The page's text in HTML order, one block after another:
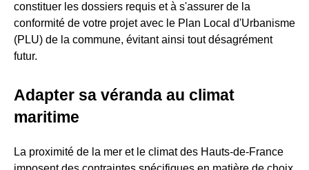
constituer les dossiers requis et à s'assurer de la
conformité de votre projet avec le Plan Local d'Urbanisme
(PLU) de la commune, évitant ainsi tout désagrément
futur.
Adapter sa véranda au climat
maritime
La proximité de la mer et le climat des Hauts-de-France